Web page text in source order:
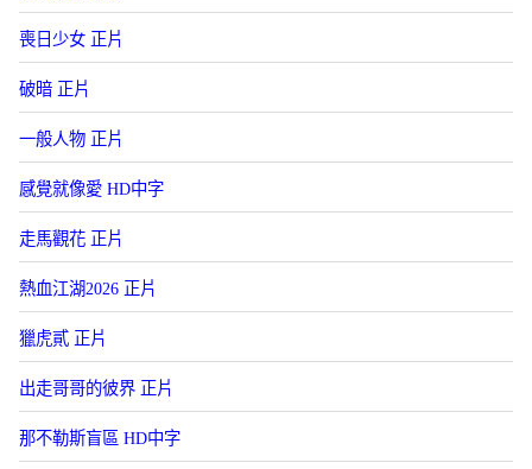
喪日少女 正片
破暗 正片
一般人物 正片
感覺就像愛 HD中字
走馬觀花 正片
熱血江湖2026 正片
獵虎貳 正片
出走哥哥的彼界 正片
那不勒斯盲區 HD中字